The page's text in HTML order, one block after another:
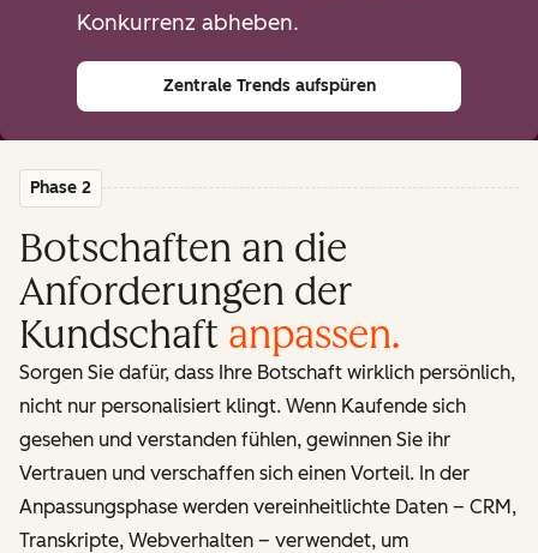
Konkurrenz abheben.
Zentrale Trends aufspüren
Phase 2
Botschaften an die
Anforderungen der
Kundschaft anpassen.
Sorgen Sie dafür, dass Ihre Botschaft wirklich persönlich,
nicht nur personalisiert klingt. Wenn Kaufende sich
gesehen und verstanden fühlen, gewinnen Sie ihr
Vertrauen und verschaffen sich einen Vorteil. In der
Anpassungsphase werden vereinheitlichte Daten – CRM,
Transkripte, Webverhalten – verwendet, um